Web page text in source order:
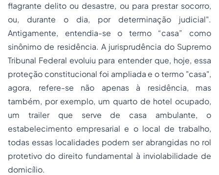
flagrante delito ou desastre, ou para prestar socorro,
ou, durante o dia, por determinação judicial".
Antigamente, entendia-se o termo “casa” como
sinônimo de residência. A jurisprudência do Supremo
Tribunal Federal evoluiu para entender que, hoje, essa
proteção constitucional foi ampliada e o termo "casa",
agora, refere-se não apenas à residência, mas
também, por exemplo, um quarto de hotel ocupado,
um trailer que serve de casa ambulante, o
estabelecimento empresarial e o local de trabalho,
todas essas localidades podem ser abrangidas no rol
protetivo do direito fundamental à inviolabilidade de
domicílio.